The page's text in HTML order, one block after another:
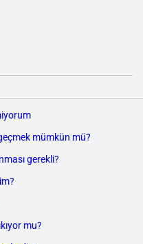
mümkün mü?
gerekli?
mu?